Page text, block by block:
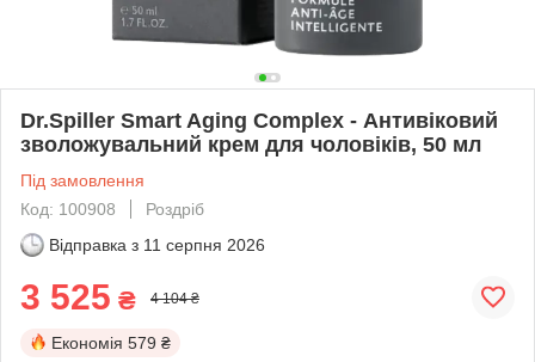
Dr.Spiller Smart Aging Complex - Антивіковий
зволожувальний крем для чоловіків, 50 мл
Під замовлення
Код: 100908
Роздріб
Відправка з 11 серпня 2026
3 525 ₴ 4 104 ₴
Економія 579 ₴